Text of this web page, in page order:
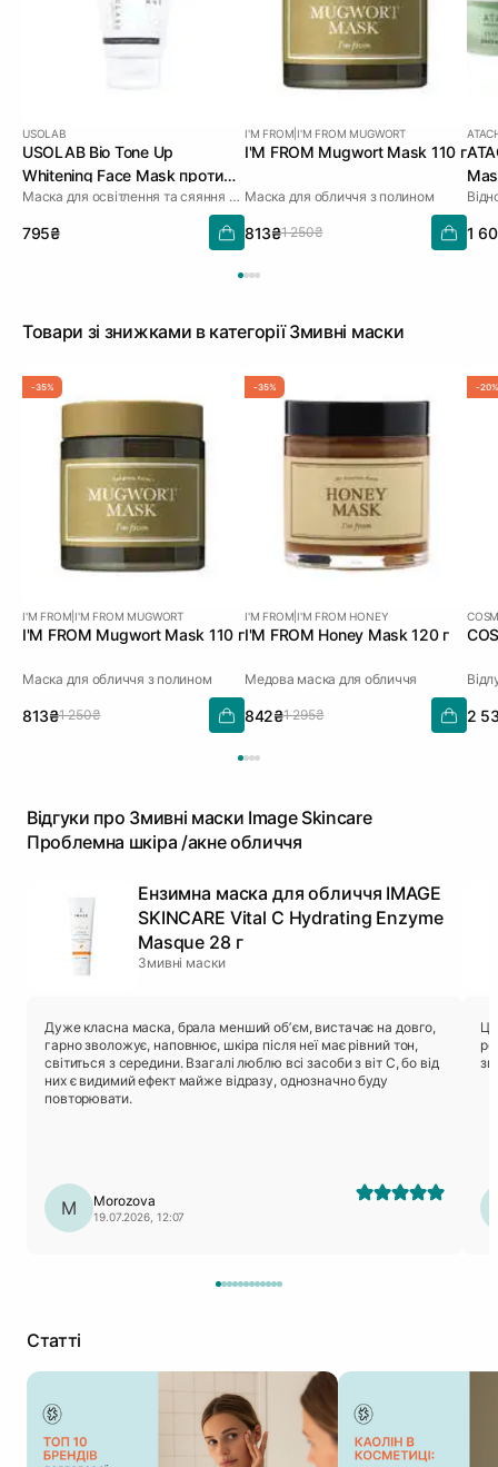
USOLAB
USOLAB Bio Tone Up
Whitening Face Mask проти
тьмяності та нерівного тону
50 мл
Маска для освітлення та сяяння шкіри обличчя
795₴
I'M FROM I'M FROM MUGWORT
I'M FROM Mugwort Mask 110 г
Маска для обличчя з полином
813₴1 250₴ 1
Товари зі знижками в категорії Змивні маски
-35%
I'M FROM I'M FROM MUGWORT
I'M FROM Mugwort Mask 110 г
Маска для обличчя з полином
813₴1 250₴
-35%
I'M FROM I'M FROM HONEY
I'M FROM Honey Mask 120 г
Медова маска для обличчя
842₴1 295₴
-20%
2
Відгуки про Змивні маски Image Skincare
Проблемна шкіра /акне обличчя
Ензимна маска для обличчя IMAGE
SKINCARE Vital C Hydrating Enzyme
Masque 28 г
Змивні маски
Дуже класна маска, брала менший обʼєм, вистачає на довго,
гарно зволожує, наповнює, шкіра після неї має рівний тон,
світиться з середини. Взагалі люблю всі засоби з віт С, бо від
них є видимий ефект майже відразу, однозначно буду
повторювати.
M Morozova
19.07.2026, 12:07
Статті